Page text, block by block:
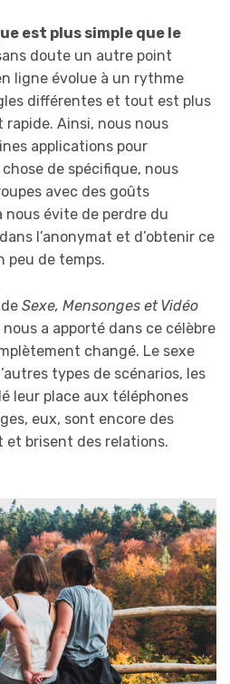
est plus simple que le
doute un autre point
ligne évolue à un rythme
différentes et tout est plus
Ainsi, nous nous
applications pour
de spécifique, nous
avec des goûts
nous évite de perdre du
l’anonymat et d’obtenir ce
peu de temps.
Sexe, Mensonges et Vidéo
a apporté dans ce célèbre
changé. Le sexe
types de scénarios, les
leur place aux téléphones
eux, sont encore des
et brisent des relations.